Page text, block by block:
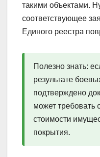
такими объектами.
соответствующее
Единого реестра
Полезно знать:
результате
подтверждено
может требовать
стоимости
покрытия.